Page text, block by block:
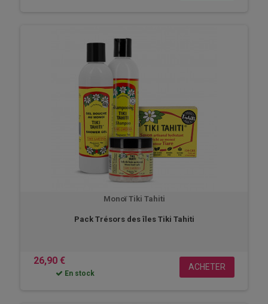
Monoï Tiki Tahiti
Pack Trésors des îles Tiki Tahiti
26,90 €
En stock
ACHETER